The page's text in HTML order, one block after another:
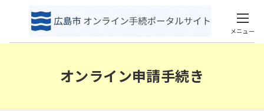
メニュー
オンライン申請手続き